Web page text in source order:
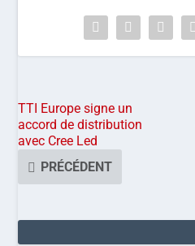
TTI Europe signe un
accord de distribution
avec Cree Led
PRÉCÉDENT